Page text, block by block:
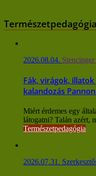
Természetpedagógia
2026.08.04.
Fák, virágok,
kalandozás
Miért érdemes egy
látogatni? Talán azért,
Természetpedagógia
2026.07.31.